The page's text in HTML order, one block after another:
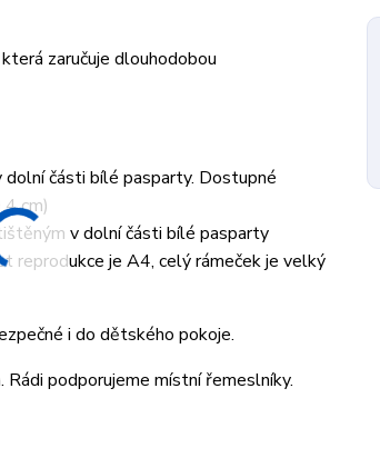
zaručuje dlouhodobou
části bílé pasparty. Dostupné
cm)
v dolní části bílé pasparty
reprodukce je A4, celý rámeček je velký
i do dětského pokoje.
Rádi podporujeme místní řemeslníky.